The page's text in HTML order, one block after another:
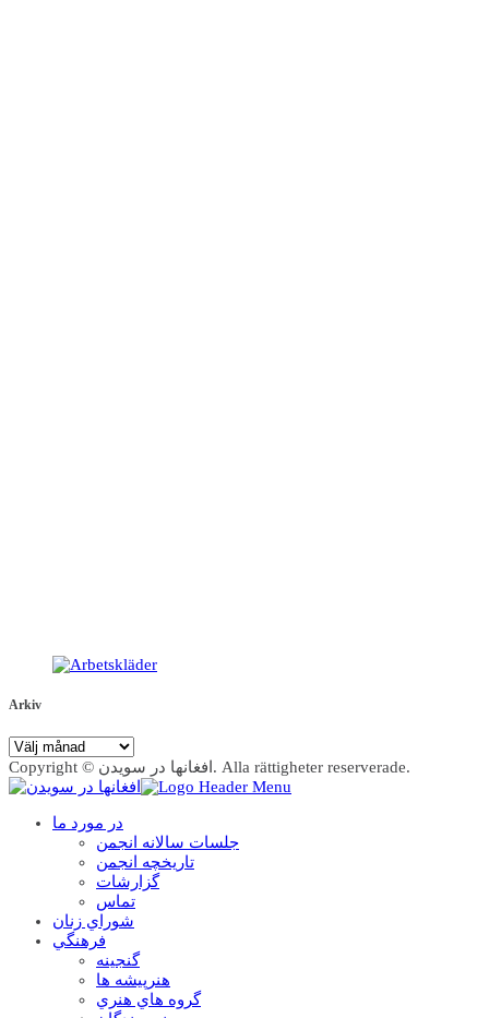
Arkiv
Arkiv
Copyright © افغانها در سویدن. Alla rättigheter reserverade.
در مورد ما
جلسات سالانه انجمن
تاریخچه انجمن
گزارشات
تماس
شوراي زنان
فرهنگي
گنجينه
هنرپيشه ها
گروه هاي هنري